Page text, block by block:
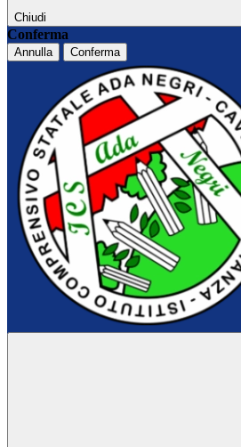
Chiudi
Conferma
Annulla Conferma